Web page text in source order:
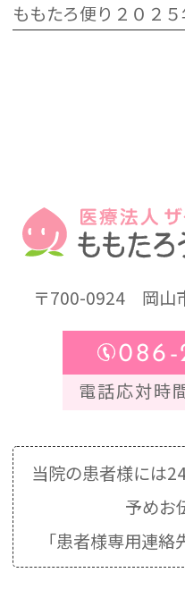
ももたろ便り２０２
〒700-0924岡山
086-
電話応対
当院の患者様には
予めお
「患者様専用連絡